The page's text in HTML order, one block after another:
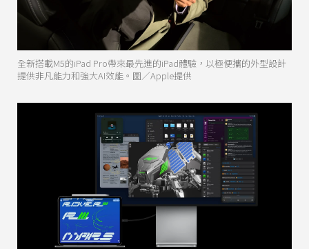
全新搭載M5的iPad Pro帶來最先進的iPad體驗，以極便攜的外型設計
提供非凡能力和強大AI效能。圖／Apple提供